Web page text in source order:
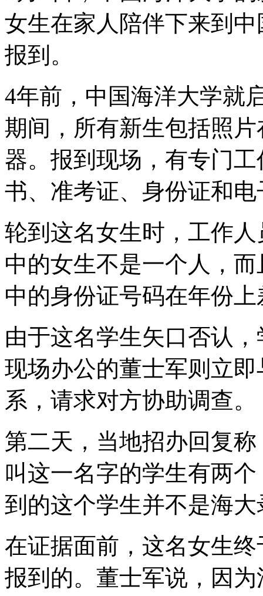
女生在家人陪伴下来到
报到。
4年前，中国海洋大学就
期间，所有新生包括照
器。报到现场，有专门
书、准考证、身份证和
轮到这名女生时，工作
中的女生不是一个人，
中的身份证号码在年份
由于这名学生矢口否认
现场办公的董士军则立
系，请求对方协助调查。
第二天，当地招办回复
叫这一名字的学生有两
到的这个学生并不是海
在证据面前，这名女生
报到的。董士军说，因